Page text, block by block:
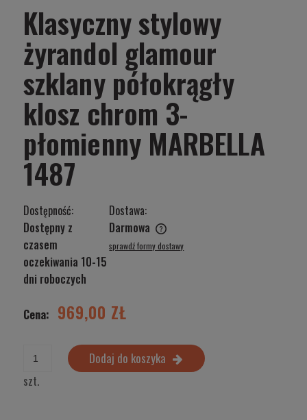
Klasyczny stylowy
żyrandol glamour
szklany półokrągły
klosz chrom 3-
płomienny MARBELLA
1487
Dostępność:
Dostępny z
czasem
oczekiwania 10-15
dni roboczych
Dostawa:
Darmowa
Cena nie zawiera ewentualnych kosztów płatności
sprawdź formy dostawy
Cena: 969,00 ZŁ
szt.
Dodaj do koszyka